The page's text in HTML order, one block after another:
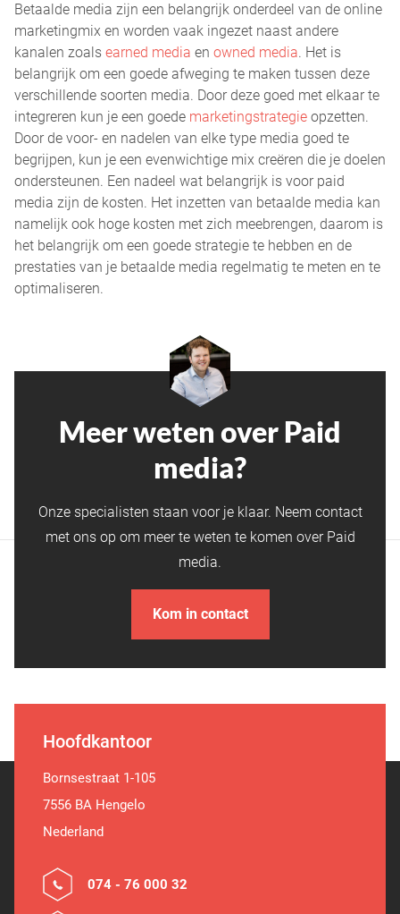
Betaalde media zijn een belangrijk onderdeel van de online
marketingmix en worden vaak ingezet naast andere
kanalen zoals earned media en owned media. Het is
belangrijk om een goede afweging te maken tussen deze
verschillende soorten media. Door deze goed met elkaar te
integreren kun je een goede marketingstrategie opzetten.
Door de voor- en nadelen van elke type media goed te
begrijpen, kun je een evenwichtige mix creëren die je doelen
ondersteunen. Een nadeel wat belangrijk is voor paid
media zijn de kosten. Het inzetten van betaalde media kan
namelijk ook hoge kosten met zich meebrengen, daarom is
het belangrijk om een goede strategie te hebben en de
prestaties van je betaalde media regelmatig te meten en te
optimaliseren.
Meer weten over Paid
media?
Onze specialisten staan voor je klaar. Neem contact
met ons op om meer te weten te komen over Paid
media.
Kom in contact
Hoofdkantoor
Bornsestraat 1-105
7556 BA Hengelo
Nederland
074 - 76 000 32